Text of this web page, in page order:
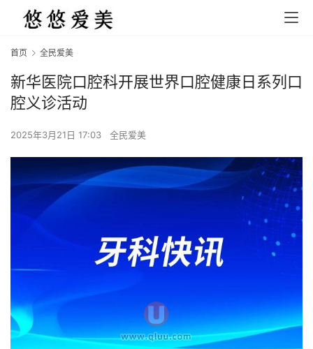
首页 全民爱美
新华医院口腔科开展世界口腔健康日系列口
腔义诊活动
2025年3月21日 17:03 全民爱美